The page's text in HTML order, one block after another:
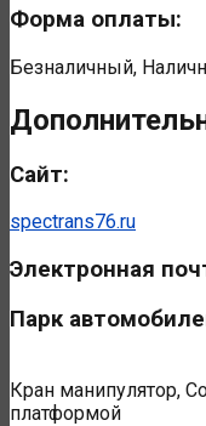
Форма оплаты:
Безналичный,
Сайт:
spectrans76.ru
Электронная
Парк
Кран манипулятор,
платформой